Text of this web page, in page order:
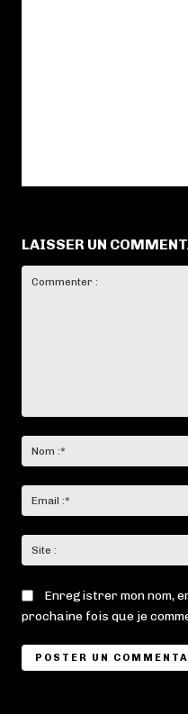
LAISSER UN
Enregistrer mon nom,
prochaine fois que je